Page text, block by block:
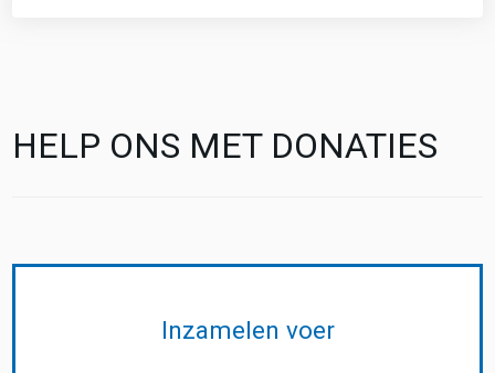
HELP ONS MET DONATIES
Inzamelen voer